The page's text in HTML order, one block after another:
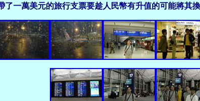
了一萬美元的旅行支票要趁人民幣有升值的可能將其